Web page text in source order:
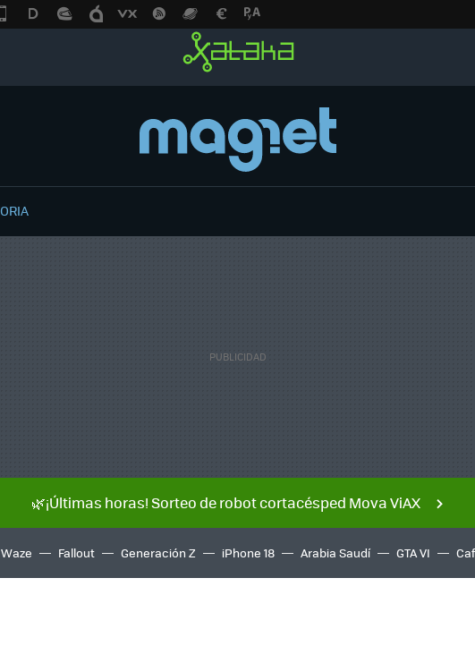
🌿¡Últimas horas! Sorteo de robot cortacésped Mova ViAX
Waze Fallout Generación Z iPhone 18 Arabia Saudí GTA VI